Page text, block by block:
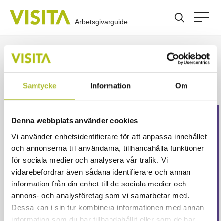
Samtycke Information Om
Denna webbplats använder cookies
Vi använder enhetsidentifierare för att anpassa innehållet
och annonserna till användarna, tillhandahålla funktioner
för sociala medier och analysera vår trafik. Vi
vidarebefordrar även sådana identifierare och annan
information från din enhet till de sociala medier och
annons- och analysföretag som vi samarbetar med.
Dessa kan i sin tur kombinera informationen med annan
information som du har tillhandahållit eller som de har
Arbetsgivarguide
Avsked
Detta innehåll är endast
för våra medlemmar
Logga in för att fortsätta läsa. Inte medlem än?
Ansök här
Eller är ditt företag redan medlem?Skapa ett konto
här